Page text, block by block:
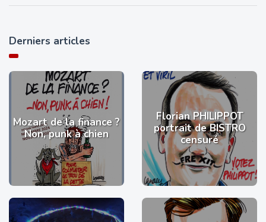
Derniers articles
Mozart de la finance ?
Non, punk à chien
Florian PHILIPPOT
portrait de BISTRO
censuré